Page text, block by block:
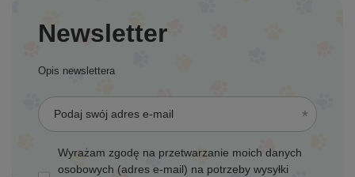
Newsletter
Opis newslettera
Podaj swój adres e-mail
Wyrażam zgodę na przetwarzanie moich danych
osobowych (adres e-mail) na potrzeby wysyłki